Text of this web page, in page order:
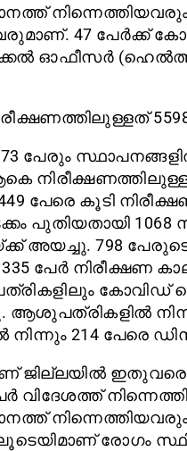
47 പേര്‍ക്ക്
ഓഫീസര്‍
പേരും
പേരെ കൂടി
പുതിയതായി 1068
അയച്ചു. 798
പേര്‍ നിരീക്ഷണ
കോവിഡ്
ആശുപത്രികളില്‍
നിന്നും 214 പേരെ
ജില്ലയില്‍ ഇതുവരെ
വിദേശത്ത്
നിന്നെത്തിയവരും
രോഗം